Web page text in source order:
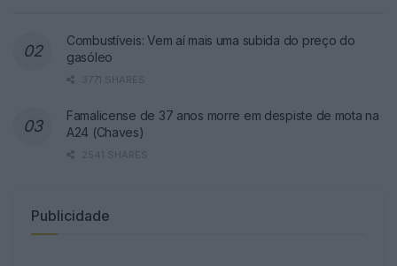
Combustíveis: Vem aí mais uma subida do preço do
gasóleo
3771 SHARES
Famalicense de 37 anos morre em despiste de mota na
A24 (Chaves)
2541 SHARES
Publicidade